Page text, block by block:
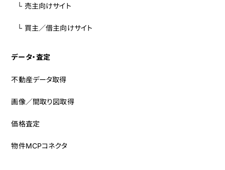
└ 売主向けサイト
└ 買主／借主向けサイト
データ・査定
不動産データ取得
画像／間取り図取得
価格査定
物件MCPコネクタ